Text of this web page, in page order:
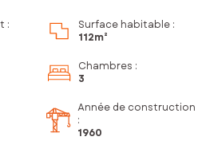
:
Surface habitable :
112m²
Chambres :
3
Année de construction
:
1960